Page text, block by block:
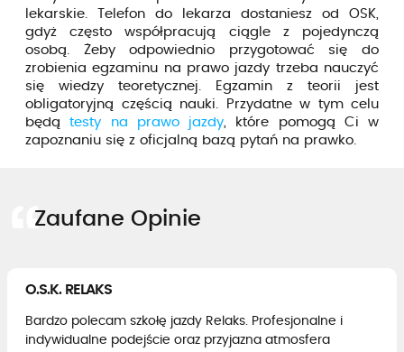
lekarskie. Telefon do lekarza dostaniesz od OSK,
gdyż często współpracują ciągle z pojedynczą
osobą. Żeby odpowiednio przygotować się do
zrobienia egzaminu na prawo jazdy trzeba nauczyć
się wiedzy teoretycznej. Egzamin z teorii jest
obligatoryjną częścią nauki. Przydatne w tym celu
będątesty na prawo jazdy, które pomogą Ci w
zapoznaniu się z oficjalną bazą pytań na prawko.
Zaufane Opinie
O.S.K. RELAKS
Bardzo polecam szkołę jazdy Relaks. Profesjonalne i
indywidualne podejście oraz przyjazna atmosfera